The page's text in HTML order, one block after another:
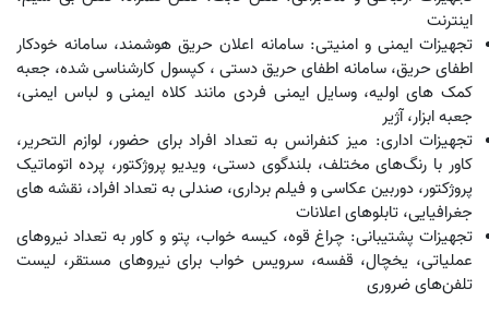
اینترنت
تجهیزات ایمنی و امنیتی: سامانه اعلان حریق هوشمند، سامانه خودکار
اطفای حریق، سامانه اطفای حریق دستی ، کپسول کارشناسی شده، جعبه
کمک های اولیه، وسایل ایمنی فردی مانند کلاه ایمنی و لباس ایمنی،
جعبه ابزار، آژیر
تجهیزات اداری: میز کنفرانس به تعداد افراد برای حضور، لوازم التحریر،
کاور با رنگ‌های مختلف، بلندگوی دستی، ویدیو پروژکتور، پرده اتوماتیک
پروژکتور، دوربین عکاسی و فیلم برداری، صندلی به تعداد افراد، نقشه های
جغرافیایی، تابلوهای اعلانات
تجهیزات پشتیبانی: چراغ قوه، کیسه خواب، پتو و کاور به تعداد نیروهای
عملیاتی، یخچال، قفسه، سرویس خواب برای نیروهای مستقر، لیست
تلفن‌های ضروری